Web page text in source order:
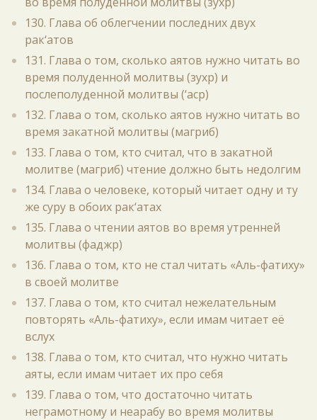
130. Глава об облегчении последних двух
рак‘атов
131. Глава о том, сколько аятов нужно читать во
время полуденной молитвы (зухр) и
послеполуденной молитвы (‘аср)
132. Глава о том, сколько аятов нужно читать во
время закатной молитвы (магриб)
133. Глава о том, кто считал, что в закатной
молитве (магриб) чтение должно быть недолгим
134. Глава о человеке, который читает одну и ту
же суру в обоих рак‘атах
135. Глава о чтении аятов во время утренней
молитвы (фаджр)
136. Глава о том, кто не стал читать «Аль-фатиху»
в своей молитве
137. Глава о том, кто считал нежелательным
повторять «Аль-фатиху», если имам читает её
вслух
138. Глава о том, кто считал, что нужно читать
аяты, если имам читает их про себя
139. Глава о том, что достаточно читать
неграмотному и неарабу во время молитвы